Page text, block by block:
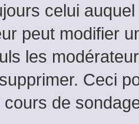
celui
peut modifier
les
Ceci
de